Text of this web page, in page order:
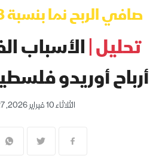
صافي الربح نما بنسبة 28٪ في 2025
تحليل |الأسباب
أرباح أوريدو
الثلاثاء 10 فبراير 2026, 10:27 ص